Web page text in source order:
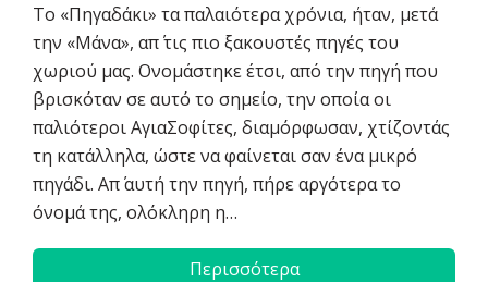
Το «Πηγαδάκι» τα παλαιότερα χρόνια, ήταν, μετά
την «Μάνα», απ΄ τις πιο ξακουστές πηγές του
χωριού μας. Ονομάστηκε έτσι, από την πηγή που
βρισκόταν σε αυτό το σημείο, την οποία οι
παλιότεροι ΑγιαΣοφίτες, διαμόρφωσαν, χτίζοντάς
τη κατάλληλα, ώστε να φαίνεται σαν ένα μικρό
πηγάδι. Απ΄ αυτή την πηγή, πήρε αργότερα το
όνομά της, ολόκληρη η…
Περισσότερα